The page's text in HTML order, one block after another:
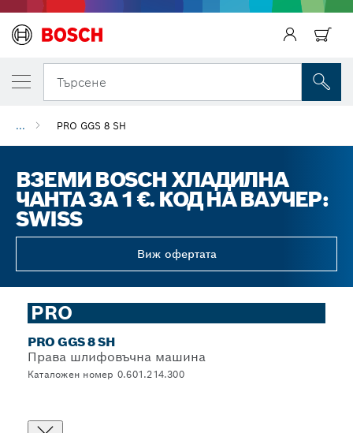
Търсене
... PRO GGS 8 SH
ВЗЕМИ BOSCH ХЛАДИЛНА
ЧАНТА ЗА 1 €. КОД НА ВАУЧЕР:
SWISS
Виж офертата
PRO
PRO GGS 8 SH
Права шлифовъчна машина
Каталожен номер 0.601.214.300